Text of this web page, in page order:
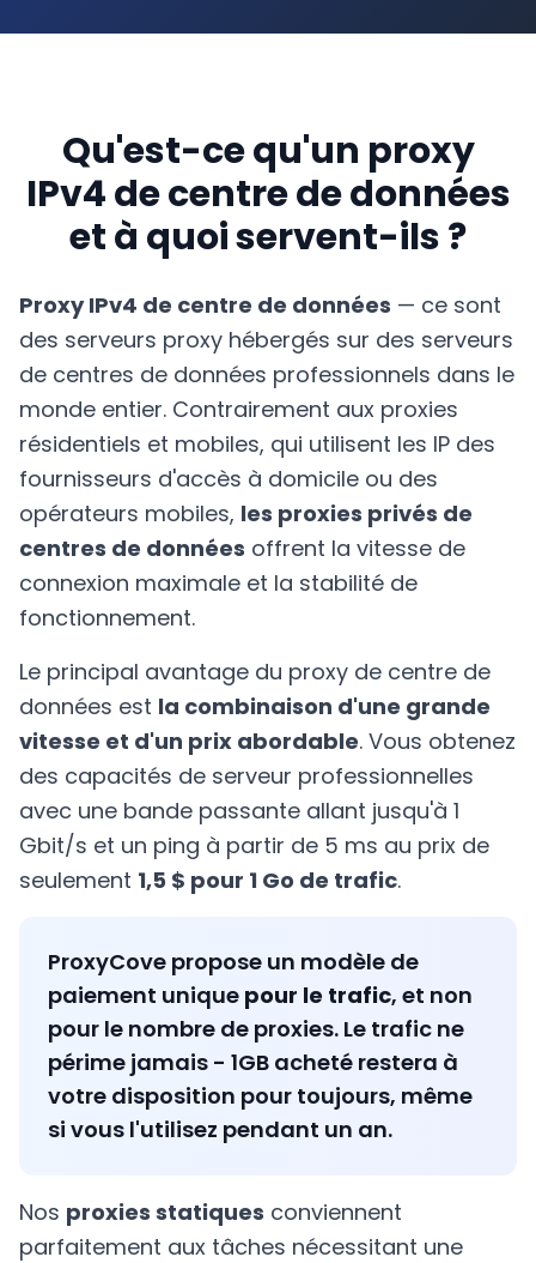
Qu'est-ce qu'un proxy
IPv4 de centre de données
et à quoi servent-ils ?
Proxy IPv4 de centre de données — ce sont
des serveurs proxy hébergés sur des serveurs
de centres de données professionnels dans le
monde entier. Contrairement aux proxies
résidentiels et mobiles, qui utilisent les IP des
fournisseurs d'accès à domicile ou des
opérateurs mobiles, les proxies privés de
centres de données offrent la vitesse de
connexion maximale et la stabilité de
fonctionnement.
Le principal avantage du proxy de centre de
données est la combinaison d'une grande
vitesse et d'un prix abordable. Vous obtenez
des capacités de serveur professionnelles
avec une bande passante allant jusqu'à 1
Gbit/s et un ping à partir de 5 ms au prix de
seulement 1,5 $ pour 1 Go de trafic.
ProxyCove propose un modèle de
paiement unique pour le trafic, et non
pour le nombre de proxies. Le trafic ne
périme jamais - 1GB acheté restera à
votre disposition pour toujours, même
si vous l'utilisez pendant un an.
Nos proxies statiques conviennent
parfaitement aux tâches nécessitant une